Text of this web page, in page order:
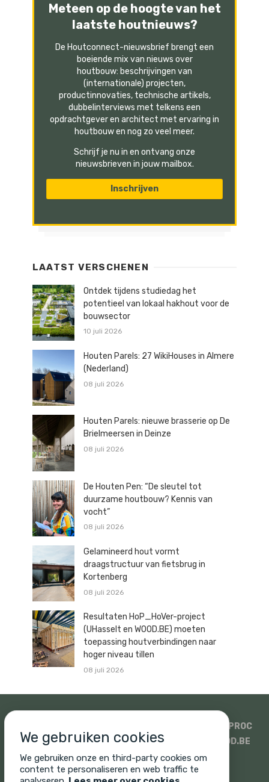
Meteen op de hoogte van het
laatste houtnieuws?
De Houtconnect-nieuwsbrief brengt een
boeiende mix van nieuws over
houtbouw: beschrijvingen van
(internationale) projecten,
productinnovaties, technische artikels,
dubbelinterviews met telkens een
opdrachtgever en architect met ervaring in
houtbouw en nog zo veel meer.
Schrijf je nu in en ontvang onze
nieuwsbrieven in jouw mailbox.
LAATST VERSCHENEN
Ontdek tijdens studiedag het
potentieel van lokaal hakhout voor de
bouwsector
10 juli 2026
Houten Parels: 27 WikiHouses in Almere
(Nederland)
08 juli 2026
Houten Parels: nieuwe brasserie op De
Brielmeersen in Deinze
08 juli 2026
De Houten Pen: “De sleutel tot
duurzame houtbouw? Kennis van
vocht”
08 juli 2026
Gelamineerd hout vormt
draagstructuur van fietsbrug in
Kortenberg
08 juli 2026
Resultaten HoP_HoVer-project
(UHasselt en WOOD.BE) moeten
toepassing houtverbindingen naar
hoger niveau tillen
08 juli 2026
ISOPROC
WOODSTOXX
UNICUS PROMAT EN SINIAT
WOOD.BE
SONIQ
CORNELIS HOUT
We gebruiken cookies
We gebruiken onze en third-party cookies om
content te personaliseren en web traffic te